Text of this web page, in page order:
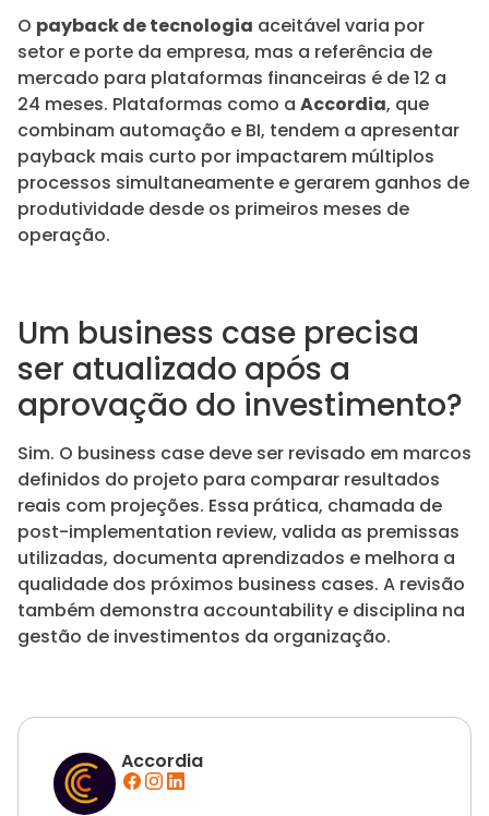
O payback de tecnologia aceitável varia por
setor e porte da empresa, mas a referência de
mercado para plataformas financeiras é de 12 a
24 meses. Plataformas como a Accordia, que
combinam automação e BI, tendem a apresentar
payback mais curto por impactarem múltiplos
processos simultaneamente e gerarem ganhos de
produtividade desde os primeiros meses de
operação.
Um business case precisa
ser atualizado após a
aprovação do investimento?
Sim. O business case deve ser revisado em marcos
definidos do projeto para comparar resultados
reais com projeções. Essa prática, chamada de
post-implementation review, valida as premissas
utilizadas, documenta aprendizados e melhora a
qualidade dos próximos business cases. A revisão
também demonstra accountability e disciplina na
gestão de investimentos da organização.
Accordia